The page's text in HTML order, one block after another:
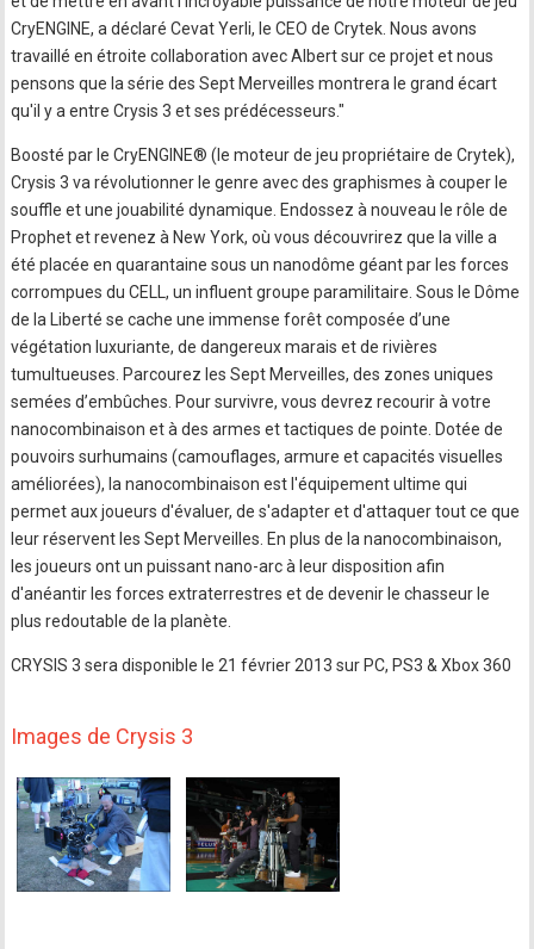
CryENGINE, a déclaré Cevat Yerli, le CEO de Crytek. Nous avons
travaillé en étroite collaboration avec Albert sur ce projet et nous
pensons que la série des Sept Merveilles montrera le grand écart
qu'il y a entre Crysis 3 et ses prédécesseurs."
Boosté par le CryENGINE® (le moteur de jeu propriétaire de Crytek),
Crysis 3 va révolutionner le genre avec des graphismes à couper le
souffle et une jouabilité dynamique. Endossez à nouveau le rôle de
Prophet et revenez à New York, où vous découvrirez que la ville a
été placée en quarantaine sous un nanodôme géant par les forces
corrompues du CELL, un influent groupe paramilitaire. Sous le Dôme
de la Liberté se cache une immense forêt composée d’une
végétation luxuriante, de dangereux marais et de rivières
tumultueuses. Parcourez les Sept Merveilles, des zones uniques
semées d’embûches. Pour survivre, vous devrez recourir à votre
nanocombinaison et à des armes et tactiques de pointe. Dotée de
pouvoirs surhumains (camouflages, armure et capacités visuelles
améliorées), la nanocombinaison est l'équipement ultime qui
permet aux joueurs d'évaluer, de s'adapter et d'attaquer tout ce que
leur réservent les Sept Merveilles. En plus de la nanocombinaison,
les joueurs ont un puissant nano-arc à leur disposition afin
d'anéantir les forces extraterrestres et de devenir le chasseur le
plus redoutable de la planète.
CRYSIS 3 sera disponible le 21 février 2013 sur PC, PS3 & Xbox 360
Images de Crysis 3